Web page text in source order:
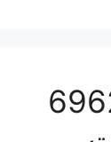
جيب 69622745